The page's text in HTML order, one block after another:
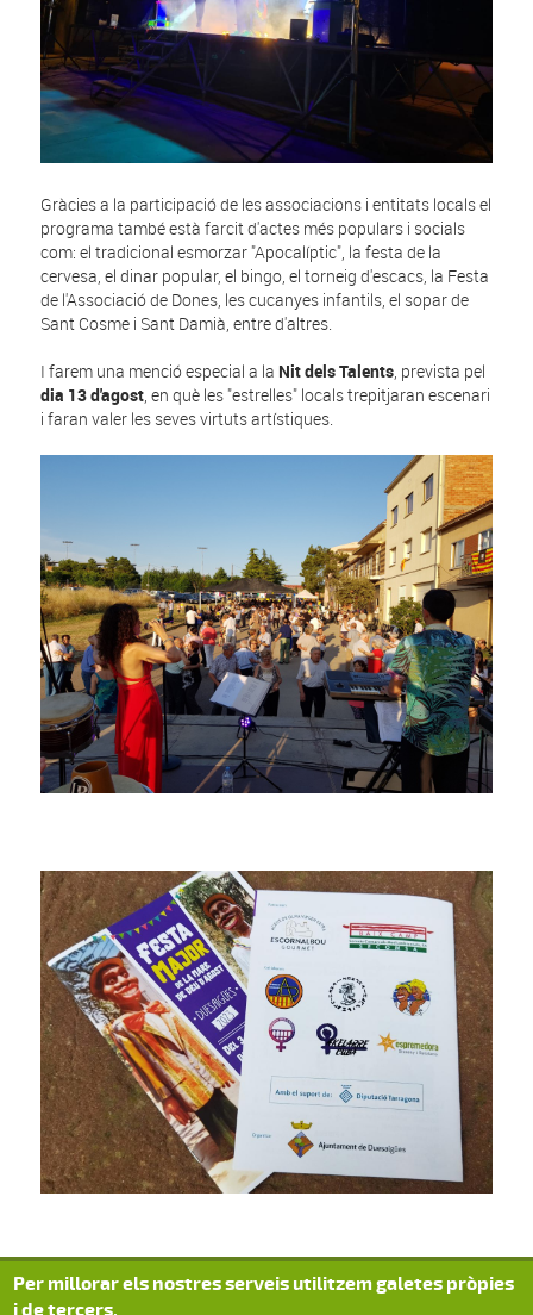
Gràcies a la participació de les associacions i entitats locals el
programa també està farcit d'actes més populars i socials
com: el tradicional esmorzar "Apocalíptic", la festa de la
cervesa, el dinar popular, el bingo, el torneig d'escacs, la Festa
de l'Associació de Dones, les cucanyes infantils, el sopar de
Sant Cosme i Sant Damià, entre d'altres.
I farem una menció especial a la Nit dels Talents, prevista pel
dia 13 d'agost, en què les "estrelles" locals trepitjaran escenari
i faran valer les seves virtuts artístiques.
Per millorar els nostres serveis utilitzem galetes pròpies
i de tercers.